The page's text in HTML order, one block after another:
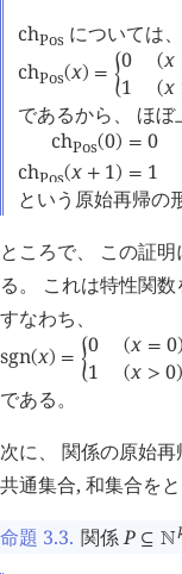
chPos については、
chPos(x) = 󰁮
0 (x
1 (x
であるから、 ほぼ
chPos(0) = 0
chPos(x + 1) = 1
という原始再帰の
ところで、 この証明
る。 これは特性関
すなわち、
sgn(x) = 󰁮
0 (x = 0)
1 (x > 0)
である。
次に、 関係の原始
共通集合, 和集合を
命題 3.3. 関係P ⊆ 󱀍